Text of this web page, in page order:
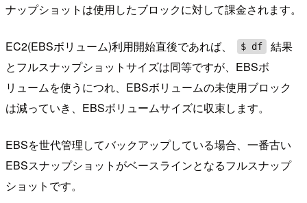
ナップショットは使用したブロックに対して課金されます。
EC2(EBSボリューム)利用開始直後であれば、 $ df
結果
とフルスナップショットサイズは同等ですが、EBSボ
リュームを使うにつれ、EBSボリュームの未使用ブロック
は減っていき、EBSボリュームサイズに収束します。
EBSを世代管理してバックアップしている場合、一番古い
EBSスナップショットがベースラインとなるフルスナップ
ショットです。